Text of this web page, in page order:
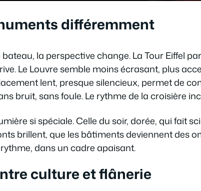
différemment
bateau, la perspective change. La Tour Eiffel
Le Louvre semble moins écrasant, plus
lent, presque silencieux, permet de
bruit, sans foule. Le rythme de la croisière
si spéciale. Celle du soir, dorée, qui fait
brillent, que les bâtiments deviennent des
dans un cadre apaisant.
culture et flânerie